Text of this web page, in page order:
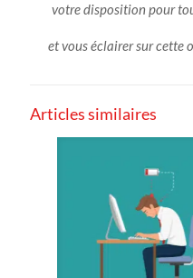
votre disposition pour
et vous éclairer sur cette
Articles similaires